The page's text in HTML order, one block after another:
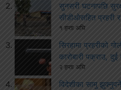
सुनसरी घटनापछि
सीडीओसहित प्रहरी
१ हप्ता अघि
सिरहामा प्रहरीको
कारोबारी पक्राउ,
२ हप्ता अघि
विदेशीका सामु